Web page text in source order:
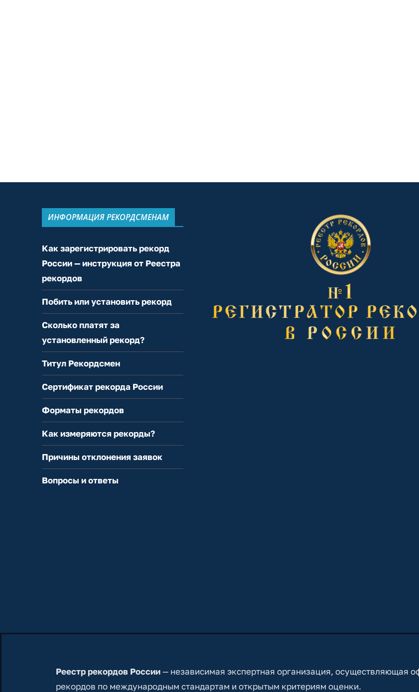
ИНФОРМАЦИЯ РЕКОРДСМЕНАМ
Как зарегистрировать рекорд
России — инструкция от Реестра
рекордов
Побить или установить рекорд
Сколько платят за
установленный рекорд?
Титул Рекордсмен
Сертификат рекорда России
Форматы рекордов
Как измеряются рекорды?
Причины отклонения заявок
Вопросы и ответы
Реестр рекордов России— независимая экспертная организация, осуществляющая
рекордов по международным стандартам и открытым критериям оценки.